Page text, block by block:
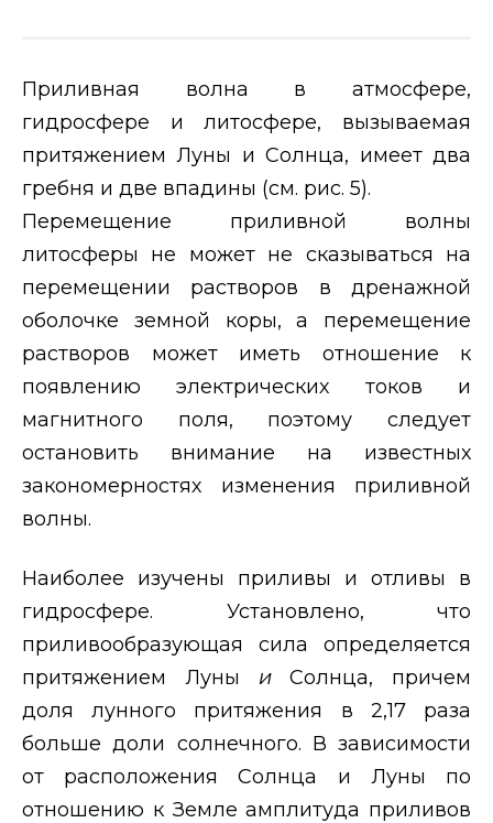
Приливная волна в атмосфере,
гидросфере и литосфере, вызываемая
притяжением Луны и Солнца, имеет два
гребня и две впадины (см. рис. 5).
Перемещение приливной волны
литосферы не может не сказываться на
перемещении растворов в дренажной
оболочке земной коры, а перемещение
растворов может иметь отношение к
появлению электрических токов и
магнитного поля, поэтому следует
остановить внимание на известных
закономерностях изменения приливной
волны.
Наиболее изучены приливы и отливы в
гидросфере. Установлено, что
приливообразующая сила определяется
притяжением Луны иСолнца, причем
доля лунного притяжения в 2,17 раза
больше доли солнечного. В зависимости
от расположения Солнца и Луны по
отношению к Земле амплитуда приливов